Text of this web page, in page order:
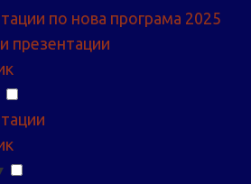
по нова програма 2025
презентации